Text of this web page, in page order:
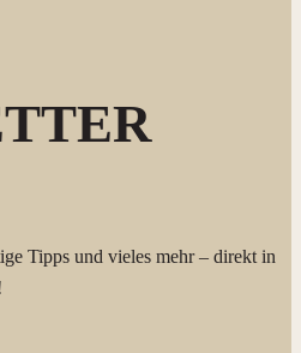
Tipps und vieles mehr – direkt in